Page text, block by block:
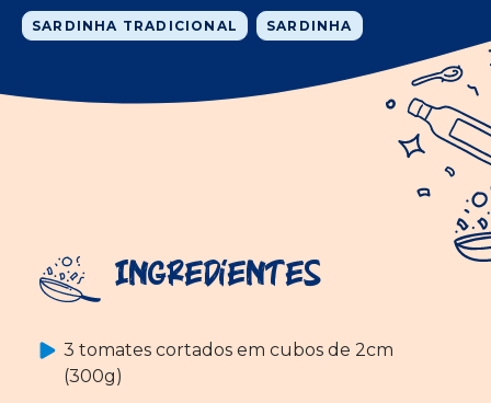
SARDINHA TRADICIONAL SARDINHA
Ingredientes
3 tomates cortados em cubos de 2cm
(300g)